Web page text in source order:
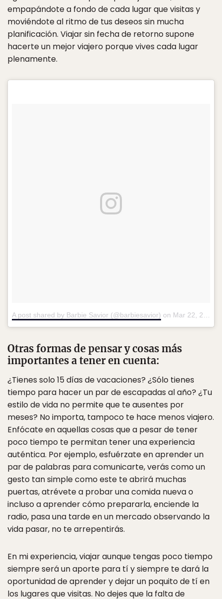
empapándote a fondo de cada lugar que visitas y
moviéndote al ritmo de tus deseos sin mucha
planificación. Viajar sin fecha de retorno supone
hacerte un mejor viajero porque vives cada lugar
plenamente.
A post shared by Barbie Savior (@barbiesavior) on Mar 22, 2016 at 12:24pm PDT
Otras formas de pensar y cosas más
importantes a tener en cuenta:
¿Tienes solo 15 días de vacaciones? ¿Sólo tienes
tiempo para hacer un par de escapadas al año? ¿Tu
estilo de vida no permite que te ausentes por
meses? No importa, tampoco te hace menos viajero.
Enfócate en aquellas cosas que a pesar de tener
poco tiempo te permitan tener una experiencia
auténtica. Por ejemplo, esfuérzate en aprender un
par de palabras para comunicarte, verás como un
gesto tan simple como este te abrirá muchas
puertas, atrévete a probar una comida nueva o
incluso a aprender cómo prepararla, enciende la
radio, pasa una tarde en un mercado observando la
vida pasar, no te arrepentirás.
En mi experiencia, viajar aunque tengas poco tiempo
siempre será un aporte para tí y siempre te dará la
oportunidad de aprender y dejar un poquito de tí en
los lugares que visitas. No dejes que la falta de